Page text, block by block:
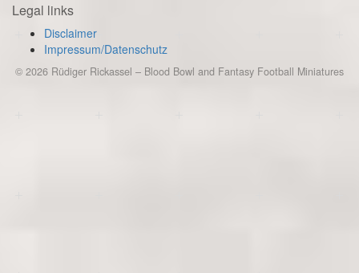
Legal links
Disclaimer
Impressum/Datenschutz
© 2026 Rüdiger Rickassel – Blood Bowl and Fantasy Football Miniatures